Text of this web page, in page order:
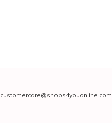
customercare@shops4youonline.com